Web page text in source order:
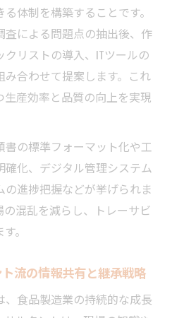
体制を構築することです。
査による問題点の抽出後、作
リストの導入、ITツールの
合わせて提案します。これ
産効率と品質の向上を実現
の標準フォーマット化や工
化、デジタル管理システム
進捗把握などが挙げられま
混乱を減らし、トレーサビ
。
流の情報共有と継承戦略
食品製造業の持続的な成長